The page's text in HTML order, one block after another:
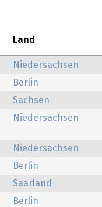
Land
Niedersachsen
Berlin
Sachsen
Niedersachsen
Niedersachsen
Berlin
Saarland
Berlin